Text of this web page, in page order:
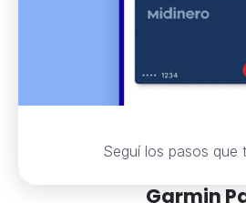
Seguí los pasos que
Garmin